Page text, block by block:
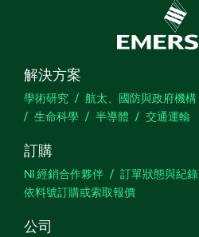
解決方案
學術研究 航太、國防與政府機構
生命科學
半導體 交通運輸
訂購
NI 經銷合作夥伴 訂單狀態與紀錄
依料號訂購或索取報價
公司